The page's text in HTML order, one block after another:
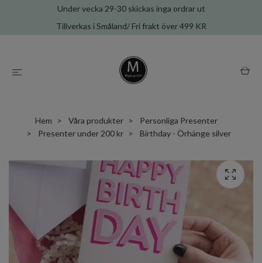
Under vecka 29-30 skickas inga ordrar ut
Tillverkas i Småland/ Fri frakt över 499 KR
Hem Våra produkter
Personliga Presenter
Presenter under 200 kr
Birthday - Örhänge silver